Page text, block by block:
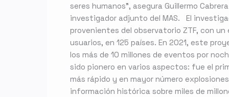
seres humanos”, asegura Guillermo
investigador adjunto del MAS. El
provenientes del observatorio ZTF, con
usuarios, en 125 países. En 2021, este
los más de 10 millones de eventos por
sido pionero en varios aspectos: fue el
más rápido y en mayor número
información histórica sobre miles de